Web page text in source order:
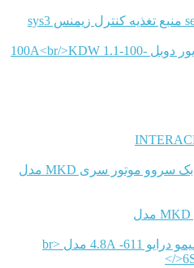
منبع تغذیه کنترل زیمنس sys3